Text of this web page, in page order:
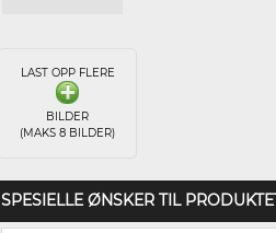
LAST OPP FLERE
BILDER
(MAKS 8 BILDER)
SPESIELLE ØNSKER TIL